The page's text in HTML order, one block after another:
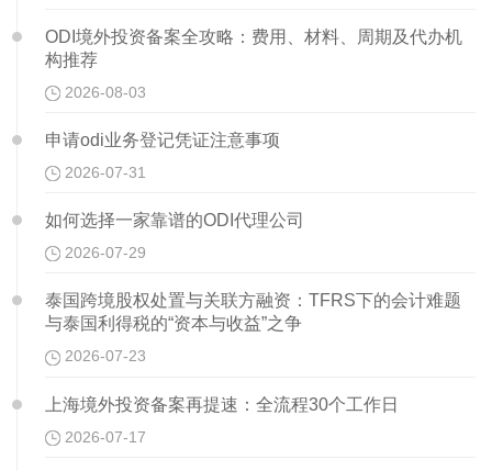
ODI境外投资备案全攻略：费用、材料、周期及代办机
构推荐
2026-08-03
申请odi业务登记凭证注意事项
2026-07-31
如何选择一家靠谱的ODI代理公司
2026-07-29
泰国跨境股权处置与关联方融资：TFRS下的会计难题
与泰国利得税的“资本与收益”之争
2026-07-23
上海境外投资备案再提速：全流程30个工作日
2026-07-17